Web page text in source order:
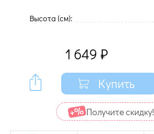
Высота (cм):
1 649 ₽
Купить
Получите cкидку!